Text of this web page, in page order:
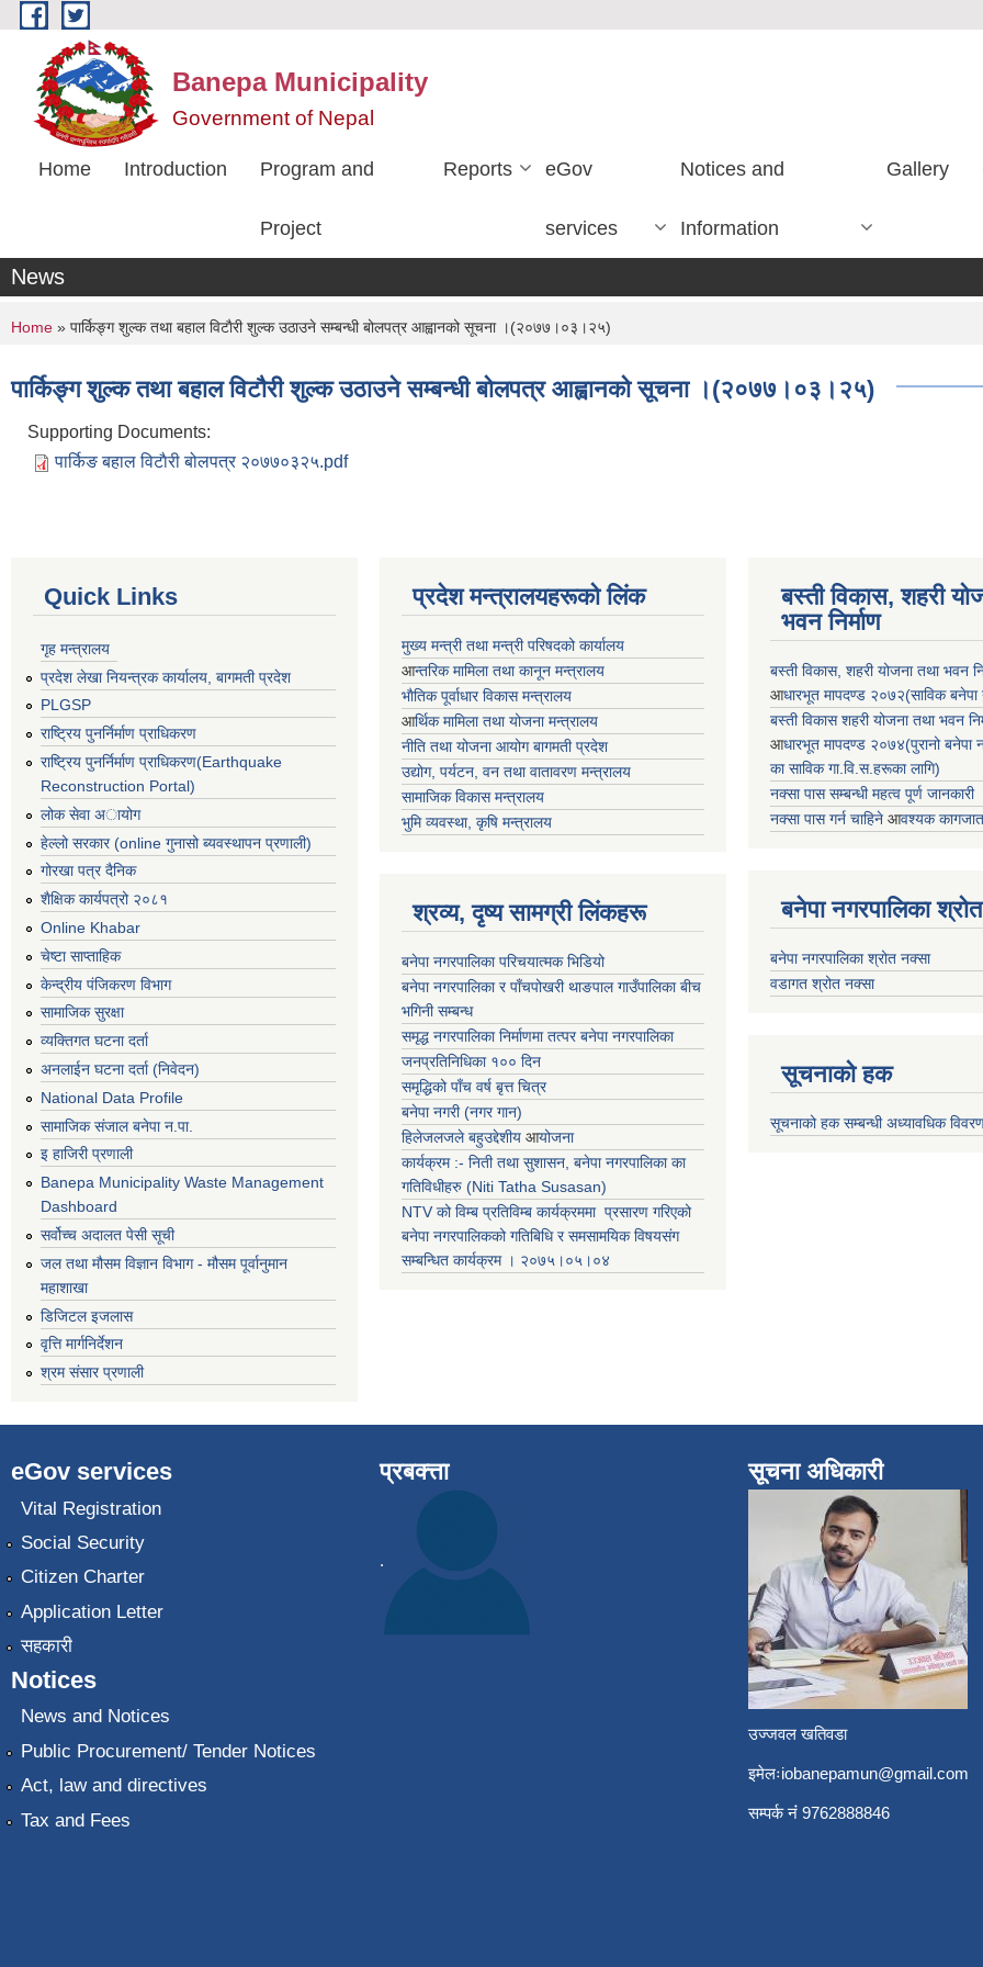
Skip to main content
Banepa Municipality
Government of Nepal
Home Introduction Program and
Project
Reports eGov
services
Notices and
Information
Gallery
News
You are here
Home » पार्किङ्ग शुल्क तथा बहाल विटाैरी शुल्क उठाउने सम्बन्धी बोलपत्र आह्वानको सूचना ।(२०७७।०३।२५)
पार्किङ्ग शुल्क तथा बहाल विटाैरी शुल्क उठाउने सम्बन्धी बोलपत्र आह्वानको सूचना ।(२०७७।०३।२५)
Supporting Documents:
पार्किङ बहाल विटाैरी बोलपत्र २०७७०३२५.pdf
Quick Links
गृह मन्त्रालय
प्रदेश लेखा नियन्त्रक कार्यालय, बागमती प्रदेश
PLGSP
राष्ट्रिय पुनर्निर्माण प्राधिकरण
राष्ट्रिय पुनर्निर्माण प्राधिकरण(Earthquake
Reconstruction Portal)
लोक सेवा अायोग
हेल्लो सरकार (online गुनासो ब्यवस्थापन प्रणाली)
गोरखा पत्र दैनिक
शैक्षिक कार्यपत्रो २०८१
Online Khabar
चेष्टा साप्ताहिक
केन्द्रीय पंजिकरण विभाग
सामाजिक सुरक्षा
व्यक्तिगत घटना दर्ता
अनलाईन घटना दर्ता (निवेदन)
National Data Profile
सामाजिक संजाल बनेपा न.पा.
इ हाजिरी प्रणाली
Banepa Municipality Waste Management
Dashboard
सर्वोच्च अदालत पेसी सूची
जल तथा मौसम विज्ञान विभाग - मौसम पूर्वानुमान
महाशाखा
डिजिटल इजलास
वृत्ति मार्गनिर्देशन
श्रम संसार प्रणाली
प्रदेश मन्त्रालयहरूको लिंक
मुख्य मन्त्री तथा मन्त्री परिषदको कार्यालय
आन्तरिक मामिला तथा कानून मन्त्रालय
भाैतिक पूर्वाधार विकास मन्त्रालय
आर्थिक मामिला तथा योजना मन्त्रालय
नीति तथा योजना आयोग बागमती प्रदेश
उद्योग, पर्यटन, वन तथा वातावरण मन्त्रालय
सामाजिक विकास मन्त्रालय
भुमि व्यवस्था, कृषि मन्त्रालय
श्रव्य, दृष्य सामग्री लिंकहरू
बनेपा नगरपालिका परिचयात्मक भिडियो
बनेपा नगरपालिका र पाँचपोखरी थाङपाल गाउँपालिका बीच
भगिनी सम्बन्ध
समृद्ध नगरपालिका निर्माणमा तत्पर बनेपा नगरपालिका
जनप्रतिनिधिका १०० दिन
समृद्धिको पाँच वर्ष बृत्त चित्र
बनेपा नगरी (नगर गान)
हिलेजलजले बहुउद्देशीय आयोजना
कार्यक्रम :- निती तथा सुशासन, बनेपा नगरपालिका का
गतिविधीहरु (Niti Tatha Susasan)
NTV को विम्ब प्रतिविम्ब कार्यक्रममा प्रसारण गरिएको
बनेपा नगरपालिकको गतिबिधि र समसामयिक विषयसंग
सम्बन्धित कार्यक्रम । २०७५।०५।०४
बस्ती विकास, शहरी
भवन निर्माण
बस्ती विकास, शहरी योजना तथा भवन
आधारभूत मापदण्ड २०७२(साविक बनेपा
बस्ती विकास शहरी योजना तथा भवन
आधारभूत मापदण्ड २०७४(पुरानो बनेपा
का साविक गा.वि.स.हरूका लागि)
नक्सा पास सम्बन्धी महत्व पूर्ण जानकारी
नक्सा पास गर्न चाहिने आवश्यक
बनेपा नगरपालिका
बनेपा नगरपालिका श्रोत नक्सा
वडागत श्रोत नक्सा
सूचनाको हक
सूचनाको हक सम्बन्धी अध्यावधिक
eGov services
Vital Registration
Social Security
Citizen Charter
Application Letter
सहकारी
Notices
News and Notices
Public Procurement/ Tender Notices
Act, law and directives
Tax and Fees
प्रबक्त्ता
.
सूचना अधिकारी
उज्जवल खतिवडा
इमेलःiobanepamun@gmail.com
सम्पर्क नंं 9762888846